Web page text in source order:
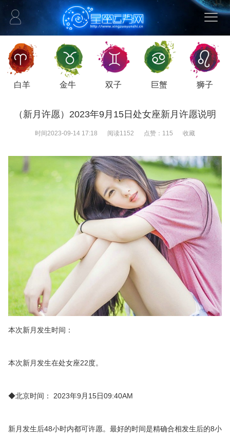
白羊 金牛 双子 巨蟹 狮子
（新月许愿）2023年9月15日处女座新月许愿说明
时间2023-09-14 17:18 阅读1152 点赞： 115 收藏
本次新月发生时间：
本次新月发生在处女座22度。
◆北京时间： 2023年9月15日09:40AM
新月发生后48小时内都可许愿。最好的时间是精确合相发生后的8小